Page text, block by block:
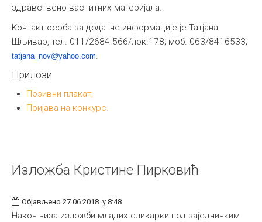
здравствено-васпитних материјала.
Контакт особа за додатне информације је Татјана
Шљивар, тел. 011/2684-566/лок.178; моб. 063/8416533;
tatjana_nov@yahoo.com.
Прилози
Позивни плакат;
Пријава на конкурс.
Изложба Кристине Пирковић
Објављено 27.06.2018. у 8:48
Након низа изложби младих сликарки под заједничким